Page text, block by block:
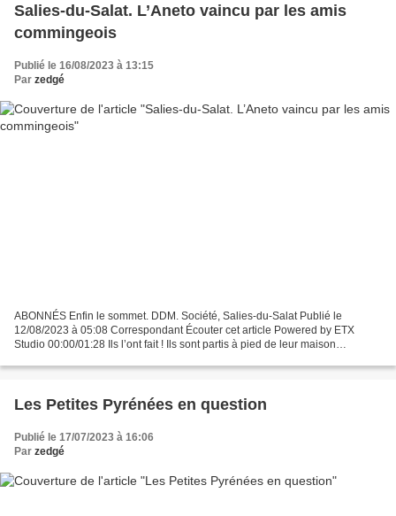
Salies-du-Salat. L’Aneto vaincu par les amis
commingeois
Publié le 16/08/2023 à 13:15
Par zedgé
ABONNÉS Enfin le sommet. DDM. Société, Salies-du-Salat Publié le
12/08/2023 à 05:08 Correspondant Écouter cet article Powered by ETX
Studio 00:00/01:28 Ils l’ont fait ! Ils sont partis à pied de leur maison
Les Petites Pyrénées en question
Publié le 17/07/2023 à 16:06
Par zedgé